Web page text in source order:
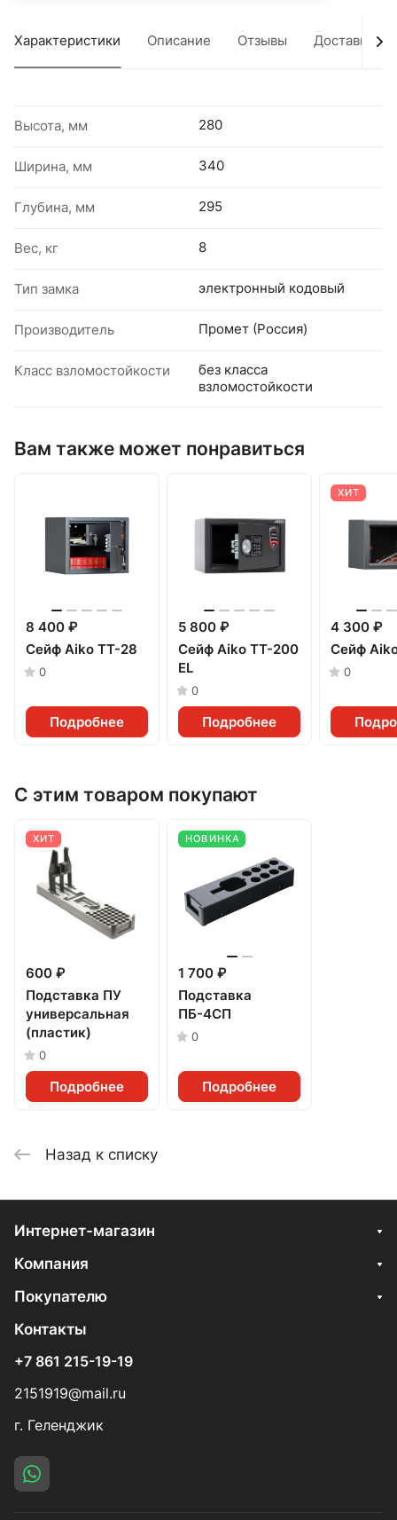
Характеристики Описание Отзывы Доставка
Высота, мм 280
Ширина, мм 340
Глубина, мм 295
Вес, кг 8
Тип замка электронный кодовый
Производитель Промет (Россия)
Класс взломостойкости
без класса
взломостойкости
Вам также может понравиться
8 400 ₽
Сейф Aiko TT-28
0
Подробнее
5 800 ₽
Сейф Aiko TT-200
EL
0
Подробнее
ХИТ
4 300 ₽
Сейф
0
С этим товаром покупают
ХИТ
600 ₽
Подставка ПУ
универсальная
(пластик)
0
Подробнее
НОВИНКА
1 700 ₽
Подставка
ПБ-4СП
0
Подробнее
Назад к списку
Интернет-магазин
Компания
Покупателю
Контакты
+7 861 215-19-19
2151919@mail.ru
г. Геленджик